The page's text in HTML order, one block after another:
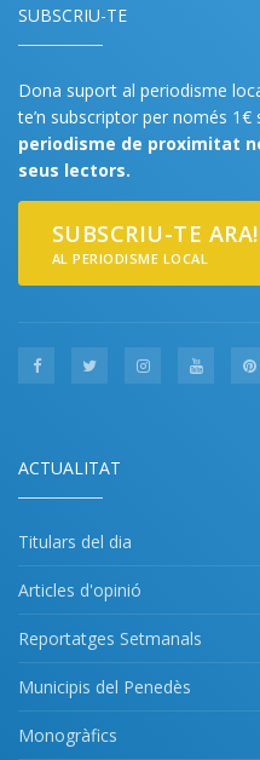
SUBSCRIU-TE
Dona suport al periodisme
te’n subscriptor per només
periodisme de proximitat
seus lectors.
SUBSCRIU-TE ARA!
AL PERIODISME LOCAL
ACTUALITAT
Titulars del dia
Articles d'opinió
Reportatges Setmanals
Municipis del Penedès
Monogràfics